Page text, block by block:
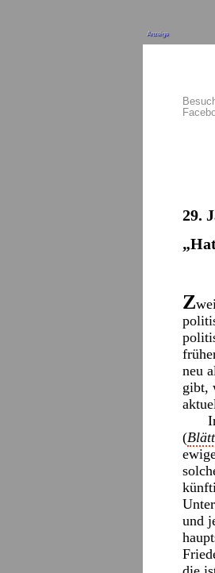
Anzeige
29.
Z
neu
gibt,
(
und